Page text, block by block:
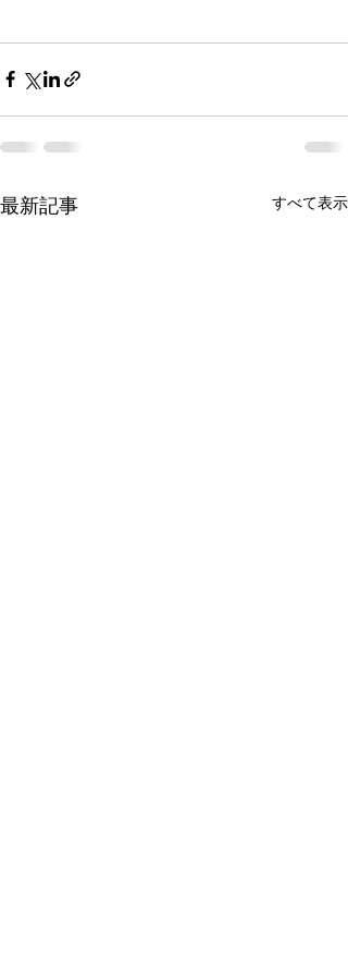
最新記事 すべて表示